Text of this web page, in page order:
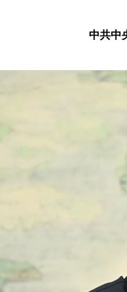
中共中